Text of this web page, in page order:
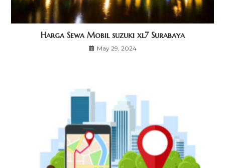
Harga Sewa Mobil suzuki xl7 Surabaya
May 29, 2024